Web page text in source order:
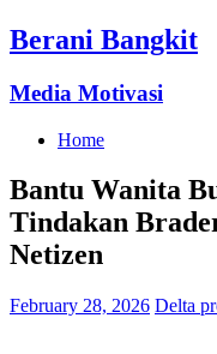
Berani Bangkit
Media Motivasi
Home
Bantu Wanita
Tindakan
Netizen
February 28, 2026 Delta